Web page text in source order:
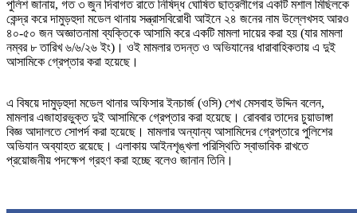
পুলিশ জানায়, গত ৩ জুন দিবাগত রাতে নিষিদ্ধ ঘোষিত ছাত্রলীগের একটি মশাল মিছিলকে
কেন্দ্র করে দামুড়হুদা মডেল থানায় সন্ত্রাসবিরোধী আইনে ২৪ জনের নাম উল্লেখসহ আরও
৪০-৫০ জন অজ্ঞাতনামা ব্যক্তিকে আসামি করে একটি মামলা দায়ের করা হয় (যার মামলা
নম্বর ৮ তারিখ ৬/৬/২৬ ইং)। ওই মামলার তদন্ত ও অভিযানের ধারাবাহিকতায় এ দুই
আসামিকে গ্রেপ্তার করা হয়েছে।
এ বিষয়ে দামুড়হুদা মডেল থানার অফিসার ইনচার্জ (ওসি) শেখ মেসবাহ উদ্দিন বলেন,
মামলার এজাহারভুক্ত দুই আসামিকে গ্রেপ্তার করা হয়েছে। রোববার তাদের চুয়াডাঙ্গা
বিজ্ঞ আদালতে সোপর্দ করা হয়েছে। মামলার অন্যান্য আসামিদের গ্রেপ্তারে পুলিশের
অভিযান অব্যাহত রয়েছে। এলাকায় আইনশৃঙ্খলা পরিস্থিতি স্বাভাবিক রাখতে
প্রয়োজনীয় পদক্ষেপ গ্রহণ করা হচ্ছে বলেও জানান তিনি।